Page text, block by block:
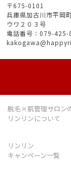
〒675-0101
兵庫県加古川市平岡
ウワ２０３号
電話番号：079-425-
脱毛×肌管理サロン
リンリンについて
リンリン
キャンペーン一覧